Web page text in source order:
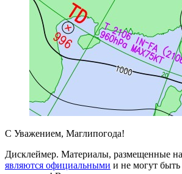
С Уважением, Маглипогода!
Дисклеймер. Материалы, размещенные
являются официальными и не могут